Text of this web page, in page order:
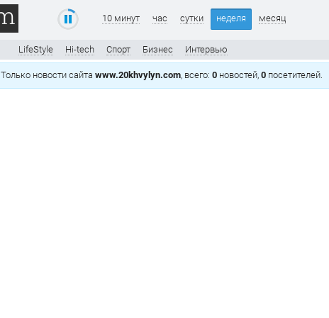
10 минут час сутки неделя месяц
LifeStyle Hi-tech Спорт Бизнес Интервью
Только новости сайта www.20khvylyn.com, всего: 0 новостей, 0 посетителей.